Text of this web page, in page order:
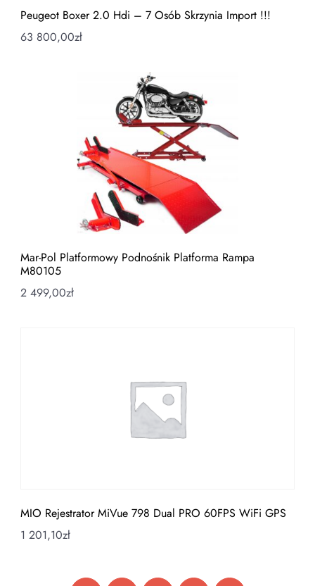
Peugeot Boxer 2.0 Hdi – 7 Osób Skrzynia Import !!!
63 800,00zł
Mar-Pol Platformowy Podnośnik Platforma Rampa
M80105
2 499,00zł
MIO Rejestrator MiVue 798 Dual PRO 60FPS WiFi GPS
1 201,10zł